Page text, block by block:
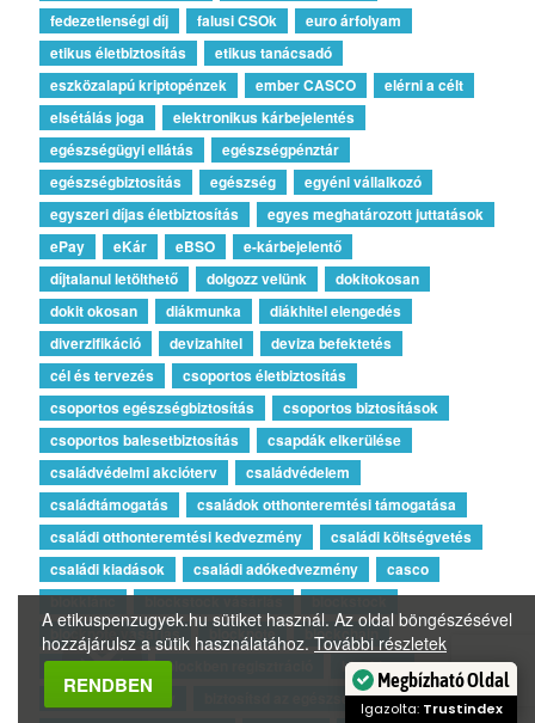
fedezetlenségi díj
falusi CSOk
euro árfolyam
etikus életbiztosítás
etikus tanácsadó
eszközalapú kriptopénzek
ember CASCO
elérni a célt
elsétálás joga
elektronikus kárbejelentés
egészségügyi ellátás
egészségpénztár
egészségbiztosítás
egészség
egyéni vállalkozó
egyszeri díjas életbiztosítás
egyes meghatározott juttatások
ePay
eKár eBSO
e-kárbejelentő
díjtalanul letölthető
dolgozz velünk
dokitokosan
dokit okosan
diákmunka
diákhitel elengedés
diverzifikáció
devizahitel
deviza befektetés
cél és tervezés
csoportos életbiztosítás
csoportos egészségbiztosítás
csoportos biztosítások
csoportos balesetbiztosítás
csapdák elkerülése
családvédelmi akcióterv
családvédelem
családtámogatás
családok otthonteremtési támogatása
családi otthonteremtési kedvezmény
családi költségvetés
családi kiadások
családi adókedvezmény
casco
blokklánc
blockstock vásárlás
blockstock
blocknote vásárlás
blocknote
blockchain
blockbenpay
blockben regisztráció
blockben
biztosítási törvény
biztosítsd az egészséged
A etikuspenzugyek.hu sütiket használ. Az oldal böngészésével
hozzájárulsz a sütik használatához. További részletek
RENDBEN Megbízható Oldal
Igazolta: Trustindex